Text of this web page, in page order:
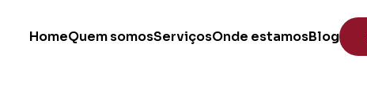
HomeQuem somosServiçosOnde estamosBlog